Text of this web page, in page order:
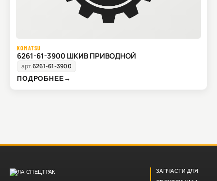
KOMATSU
6261-61-3900 ШКИВ ПРИВОДНОЙ
арт.6261-61-3900
ПОДРОБНЕЕ→
ЗАПЧАСТИ ДЛЯ